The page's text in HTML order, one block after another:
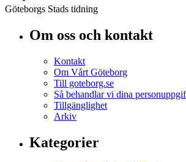
Göteborgs Stads tidning
Om oss och kontakt
Kontakt
Om Vårt Göteborg
Till goteborg.se
Så behandlar vi dina
Tillgänglighet
Arkiv
Kategorier